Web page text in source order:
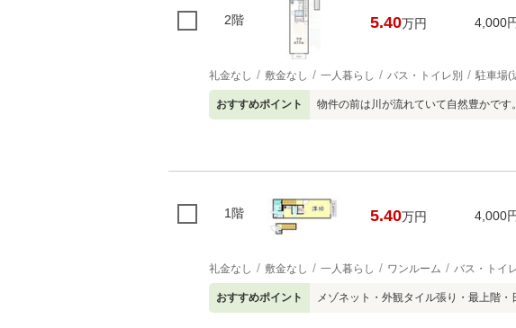
2階 5.40万円 4,000
礼金なし 敷金なし 一人暮らし バス・トイレ別 駐車場(
おすすめポイント 物件の前は川が流れていて自然豊かです
1階 5.40万円 4,000
礼金なし 敷金なし 一人暮らし ワンルーム バス・トイ
おすすめポイント メゾネット・外観タイル張り・最上階